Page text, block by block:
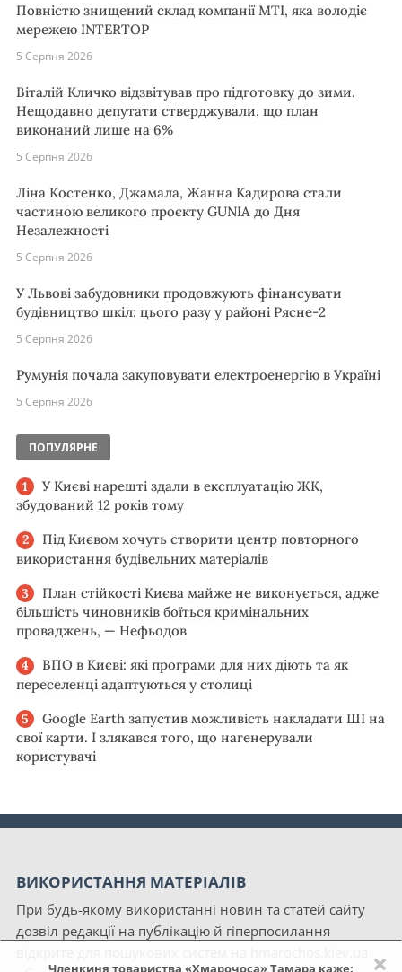
×
Членкиня товариства «Хмарочоса» Тамара каже:
Повністю знищений склад компанії MTI, яка володіє
мережею INTERTOP
5 Серпня 2026
Віталій Кличко відзвітував про підготовку до зими.
Нещодавно депутати стверджували, що план
виконаний лише на 6%
5 Серпня 2026
Ліна Костенко, Джамала, Жанна Кадирова стали
частиною великого проєкту GUNIA до Дня
Незалежності
5 Серпня 2026
У Львові забудовники продовжують фінансувати
будівництво шкіл: цього разу у районі Рясне-2
5 Серпня 2026
Румунія почала закуповувати електроенергію в Україні
5 Серпня 2026
ПОПУЛЯРНЕ
У Києві нарешті здали в експлуатацію ЖК,
збудований 12 років тому
Під Києвом хочуть створити центр повторного
використання будівельних матеріалів
План стійкості Києва майже не виконується, адже
більшість чиновників боїться кримінальних
проваджень, — Нефьодов
ВПО в Києві: які програми для них діють та як
переселенці адаптуються у столиці
Google Earth запустив можливість накладати ШІ на
свої карти. І злякався того, що нагенерували
користувачі
ВИКОРИСТАННЯ МАТЕРІАЛІВ
При будь-якому використанні новин та статей сайту
дозвіл редакції на публікацію й гіперпосилання